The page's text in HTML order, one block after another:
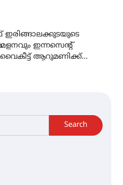
ഇരിങ്ങാലക്കുടയുടെ
ഇന്നസെന്റ്
ആറുമണിക്ക്…
Search